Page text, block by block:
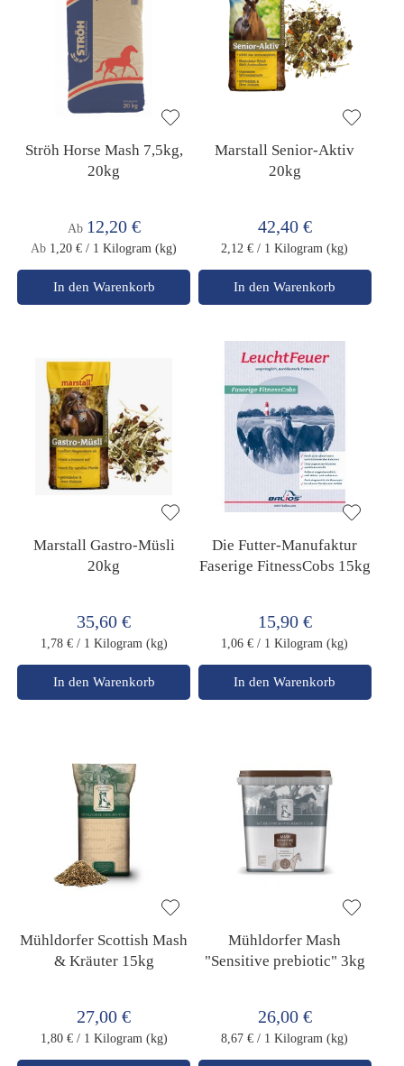
Ströh Horse Mash 7,5kg,
20kg
Ab 12,20 €
Ab 1,20 € / 1 Kilogram (kg)
In den Warenkorb
Marstall Senior-Aktiv
20kg
42,40 €
2,12 € / 1 Kilogram (kg)
In den Warenkorb
Marstall Gastro-Müsli
20kg
35,60 €
1,78 € / 1 Kilogram (kg)
In den Warenkorb
Die Futter-Manufaktur
Faserige FitnessCobs 15kg
15,90 €
1,06 € / 1 Kilogram (kg)
In den Warenkorb
Mühldorfer Scottish Mash
& Kräuter 15kg
27,00 €
1,80 € / 1 Kilogram (kg)
Mühldorfer Mash
"Sensitive prebiotic" 3kg
26,00 €
8,67 € / 1 Kilogram (kg)